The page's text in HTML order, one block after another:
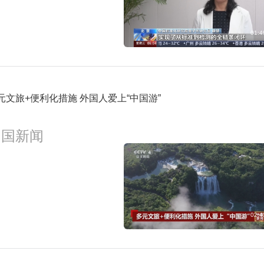
文旅+便利化措施 外国人爱上“中国游”
新闻